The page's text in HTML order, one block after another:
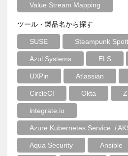
Value Stream Mapping
ツール・製品名から探す
SUSE Steampunk
Azul Systems ELS
UXPin Atlassian
CircleCI Okta
integrate.io
Azure Kubernetes Service（
Aqua Security Ansible